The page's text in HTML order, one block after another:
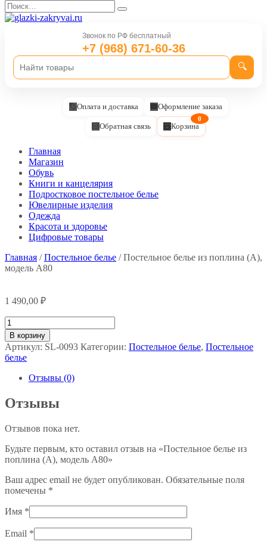
Перейти
к
содержанию
Search
for:
Звонок по РФ бесплатный
+7 (968) 671-60-36
🔍
Оплата и доставка Оформление заказа
Обратная связь Корзина
0
Главная
Магазин
Обувь
Книги и канцелярия
Подростковое постельное белье
Ювелирные изделия
Одежда
Красота и здоровье
Цифровые товары
Главная /Постельное белье / Постельное белье из поплина (А),
модель А80
1 490,00 ₽
Количество
товара
Постельное
белье
из
поплина
модель
А80
В корзину
Артикул: SL-0093 Категории: Постельное белье, Постельное
белье
Отзывы (0)
Отзывы
Отзывов пока нет.
Будьте первым, кто оставил отзыв на «Постельное белье из
поплина (А), модель А80»
Ваш адрес email не будет опубликован. Обязательные поля
помечены *
Имя *
Email *